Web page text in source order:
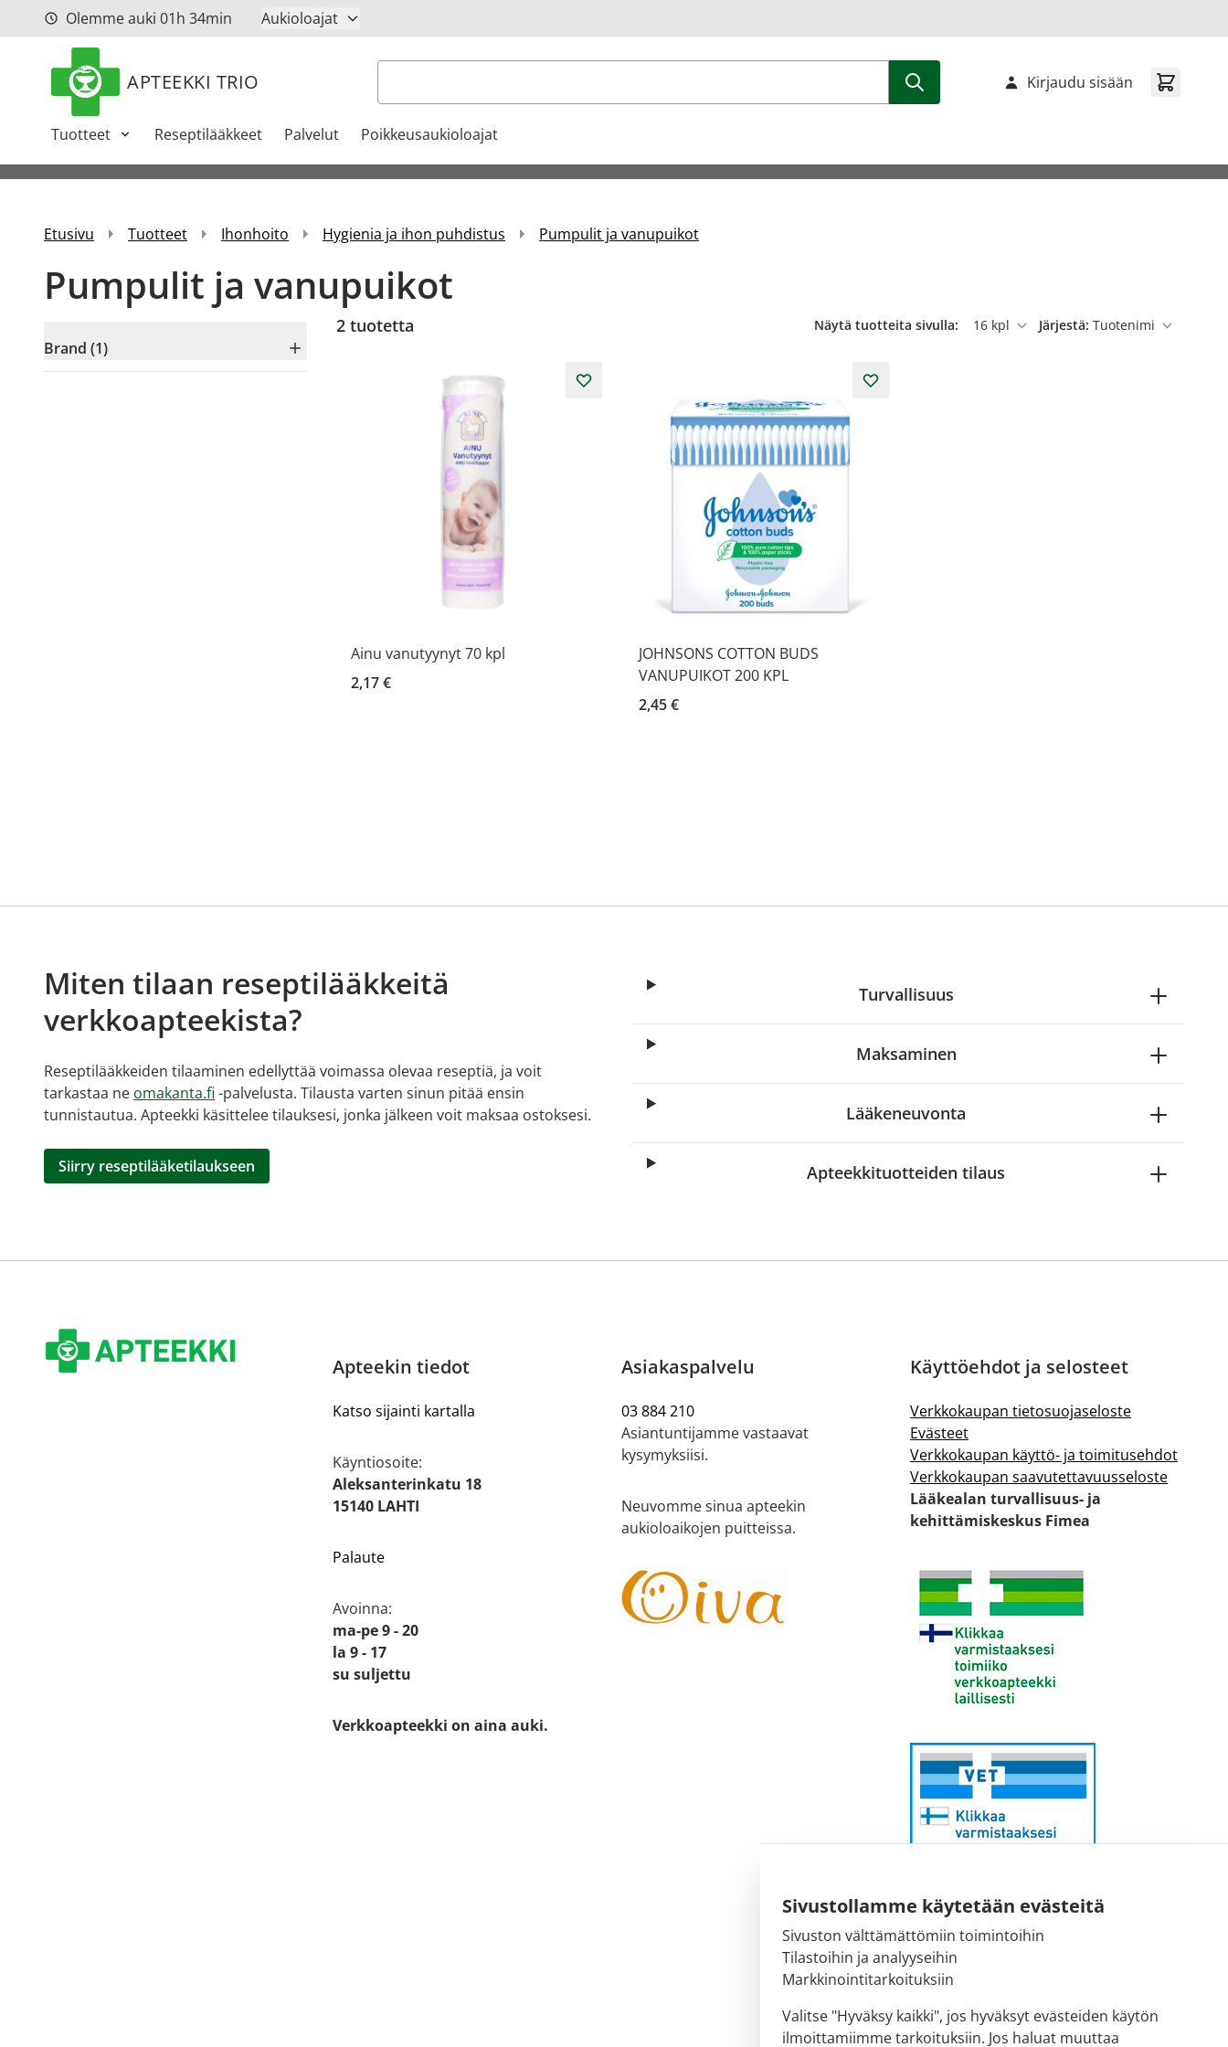
Sivustollamme käytetään evästeitä
Sivuston välttämättömiin toimintoihin
Tilastoihin ja analyyseihin
Markkinointitarkoituksiin
Valitse "Hyväksy kaikki", jos hyväksyt evästeiden käytön
ilmoittamiimme tarkoituksiin. Jos haluat muuttaa
Siirry sisältöönOlemme auki 01h 34min Aukioloajat
APTEEKKI TRIO Haku
Tuotteet Reseptilääkkeet Palvelut Poikkeusaukioloajat
Kirjaudu sisään
Etusivu Tuotteet Ihonhoito Hygienia ja ihon puhdistus Pumpulit ja vanupuikot
Pumpulit ja vanupuikot
Brand (1)
2 tuotetta Näytä tuotteita sivulla:
per sivu
Järjestä:
Ainu vanutyynyt 70 kpl
2,17 €
JOHNSONS COTTON BUDS
VANUPUIKOT 200 KPL
2,45 €
Miten tilaan reseptilääkkeitä
verkkoapteekista?
Reseptilääkkeiden tilaaminen edellyttää voimassa olevaa reseptiä, ja voit
tarkastaa ne omakanta.fi -palvelusta. Tilausta varten sinun pitää ensin
tunnistautua. Apteekki käsittelee tilauksesi, jonka jälkeen voit maksaa ostoksesi.
Siirry reseptilääketilaukseen
Turvallisuus
Maksaminen
Lääkeneuvonta
Apteekkituotteiden tilaus
Apteekin tiedot
Katso sijainti kartalla
Käyntiosoite:
Aleksanterinkatu 18
15140 LAHTI
Palaute
Avoinna:
ma-pe 9 - 20
la 9 - 17
su suljettu
Verkkoapteekki on aina auki.
Asiakaspalvelu
03 884 210
Asiantuntijamme vastaavat
kysymyksiisi.
Neuvomme sinua apteekin
aukioloaikojen puitteissa.
Käyttöehdot ja selosteet
Verkkokaupan tietosuojaseloste
Evästeet
Verkkokaupan käyttö- ja toimitusehdot
Verkkokaupan saavutettavuusseloste
Lääkealan turvallisuus- ja
kehittämiskeskus Fimea
Sähköpostiosoite:
kirjaamo@fimea.fi
Fimean vaihde:
029 522 3341